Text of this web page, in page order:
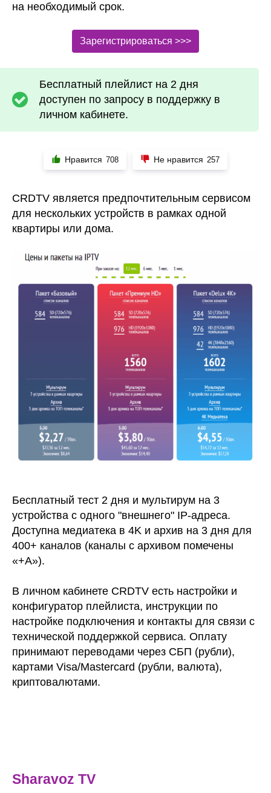
на необходимый срок.
Зарегистрироваться >>>
Бесплатный плейлист на 2 дня
доступен по запросу в поддержку в
личном кабинете.
Нравится 708 Не нравится 257
CRDTV является предпочтительным сервисом
для нескольких устройств в рамках одной
квартиры или дома.
Бесплатный тест 2 дня и мультирум на 3
устройства с одного "внешнего" IP-адреса.
Доступна медиатека в 4K и архив на 3 дня для
400+ каналов (каналы с архивом помечены
«+А»).
В личном кабинете CRDTV есть настройки и
конфигуратор плейлиста, инструкции по
настройке подключения и контакты для связи с
технической поддержкой сервиса. Оплату
принимают переводами через СБП (рубли),
картами Visa/Mastercard (рубли, валюта),
криптовалютами.
Sharavoz TV